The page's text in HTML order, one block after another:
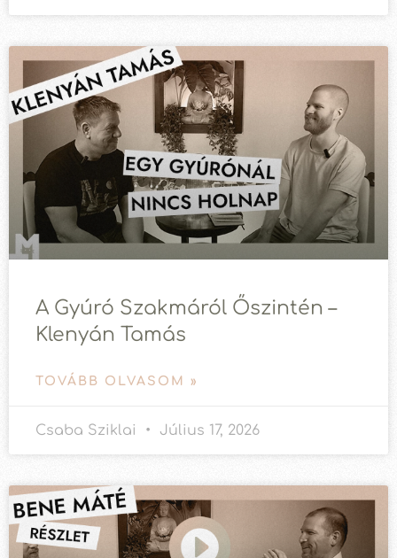
A Gyúró Szakmáról Őszintén –
Klenyán Tamás
TOVÁBB OLVASOM »
Csaba Sziklai Július 17, 2026